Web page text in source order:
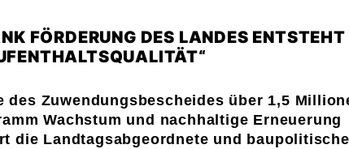
FÖRDERUNG DES LANDES ENTSTEHT
Zuwendungsbescheides über 1,5
Wachstum und nachhaltige Erneuerung
die Landtagsabgeordnete und baupolitische